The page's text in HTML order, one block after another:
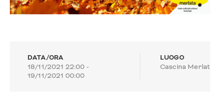
DATA/ORA
18/11/2021 22:00 -
19/11/2021 00:00
LUOGO
Cascina Merlata